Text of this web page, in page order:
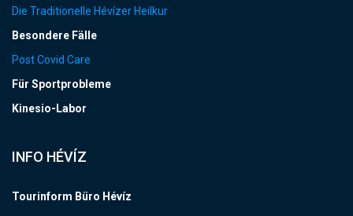
Die Traditionelle Hévízer Heilkur
Besondere Fälle
Post Covid Care
Für Sportprobleme
Kinesio-Labor
INFO HÉVÍZ
Tourinform Büro Hévíz